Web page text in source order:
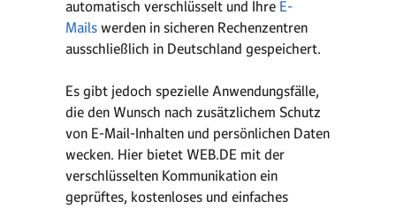
automatisch verschlüsselt und Ihre E-
Mails werden in sicheren Rechenzentren
ausschließlich in Deutschland gespeichert.
Es gibt jedoch spezielle Anwendungsfälle,
die den Wunsch nach zusätzlichem Schutz
von E-Mail-Inhalten und persönlichen Daten
wecken. Hier bietet WEB.DE mit der
verschlüsselten Kommunikation ein
geprüftes, kostenloses und einfaches